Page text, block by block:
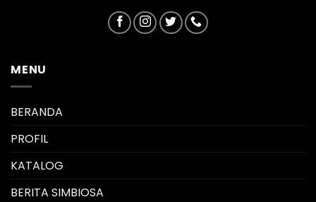
MENU
BERANDA
PROFIL
KATALOG
BERITA SIMBIOSA